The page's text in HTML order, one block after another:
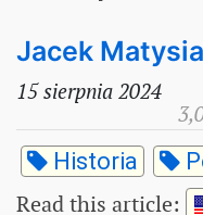
Jacek
15 sierpnia 2024
Historia
Read this article: